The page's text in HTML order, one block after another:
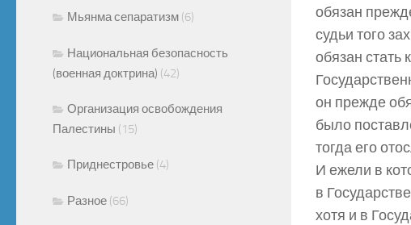
обязан
судьи того
обязан стать
он прежде
было
тогда его
И ежели в
в
хотя и в
Мьянма сепаратизм (6)
Национальная безопасность
(военная доктрина) (42)
Организация освобождения
Палестины (15)
Приднестровье (4)
Разное (66)